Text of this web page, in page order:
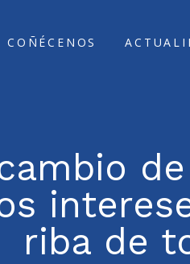
COÑÉCENOS
riba de